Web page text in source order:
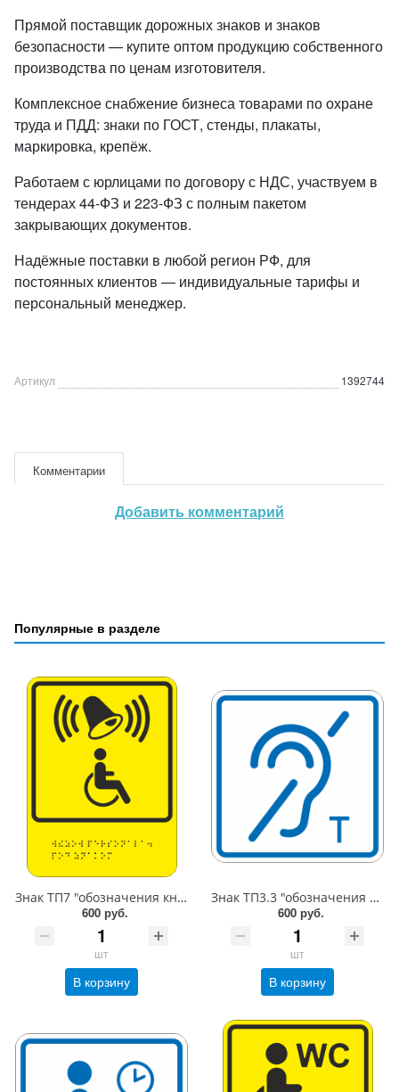
Прямой поставщик дорожных знаков и знаков
безопасности — купите оптом продукцию собственного
производства по ценам изготовителя.
Комплексное снабжение бизнеса товарами по охране
труда и ПДД: знаки по ГОСТ, стенды, плакаты,
маркировка, крепёж.
Работаем с юрлицами по договору с НДС, участвуем в
тендерах 44-ФЗ и 223-ФЗ с полным пакетом
закрывающих документов.
Надёжные поставки в любой регион РФ, для
постоянных клиентов — индивидуальные тарифы и
персональный менеджер.
Артикул 1392744
Комментарии
Добавить комментарий
Популярные в разделе
Знак ТП7 "обозначения кнопки вызова персонала для оказания ситуационной помощи", 150x200 мм, ПЭТ 2мм, клеевой слой, тактильная, лазерная резка, шрифт Брайля, лак
600 руб.
шт
В корзину
Знак ТП3.3 "обозначения помещения (зоны), оборудованной индукционной петлей для инвалидов по слуху ", 150x150 мм, ПЭТ 2мм, клеевой слой, тактильная, лазерная резка, лак
600 руб.
шт
В корзину